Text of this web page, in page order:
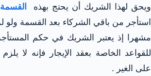
ويحق لهذا الشريك أن يحتج بهذه القسمة
استأجر من باقي الشركاء بعد القسمة
مشهرا إذ يعتبر الشريك في حكم
للقواعد الخاصة بعقد الإيجار فإنه لا
على الغير .